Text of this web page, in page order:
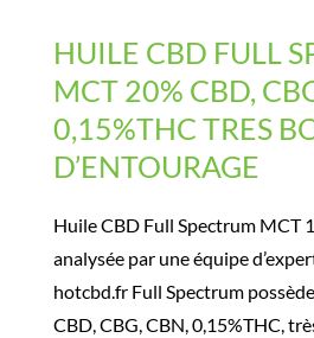
HUILE CBD FULL
MCT 20% CBD,
0,15%THC TRES
D’ENTOURAGE
Huile CBD Full Spectrum MCT
analysée par une équipe
hotcbd.fr Full Spectrum
CBD, CBG, CBN, 0,15%THC,